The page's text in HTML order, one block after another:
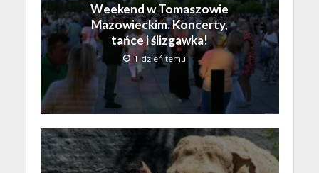
Weekend w Tomaszowie
Mazowieckim. Koncerty,
tańce i ślizgawka!
1 dzień temu